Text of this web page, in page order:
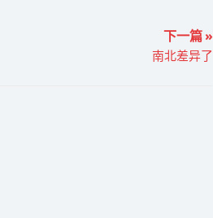
下一篇 »
南北差异了